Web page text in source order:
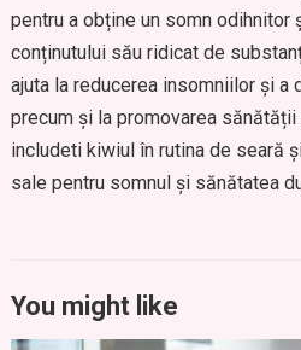
pentru a obține un somn odihnitor
conținutului său ridicat de
ajuta la reducerea insomniilor și a
precum și la promovarea
includeti kiwiul în rutina de seară
sale pentru somnul și sănătatea
You might like